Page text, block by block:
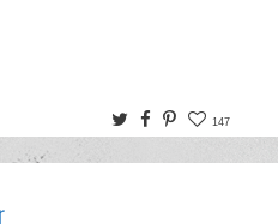
TwitterFacebook
Pinterest
147